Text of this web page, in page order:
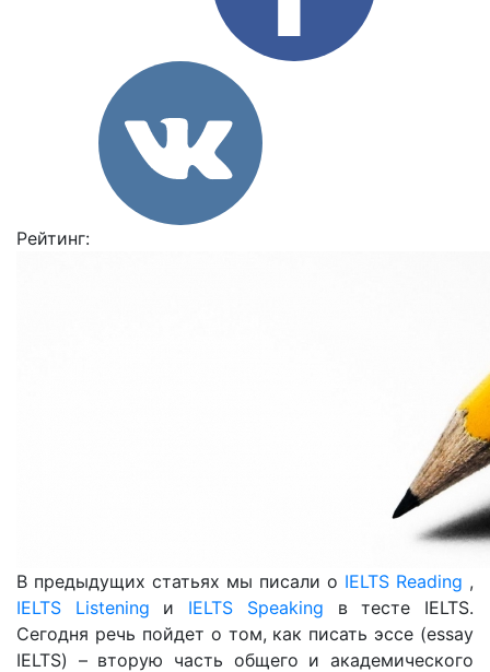
Рейтинг:
В предыдущих статьях мы писали о IELTS Reading ,
IELTS Listening и IELTS Speaking в тесте IELTS.
Сегодня речь пойдет о том, как писать эссе (essay
IELTS) – вторую часть общего и академического